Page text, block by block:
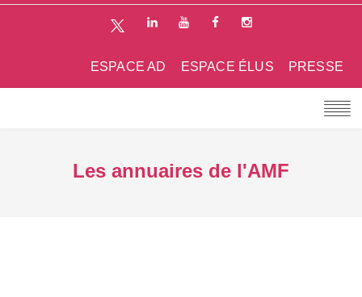
PRESSE
ESPACE ÉLUS
ESPACE AD
Les annuaires de l'AMF